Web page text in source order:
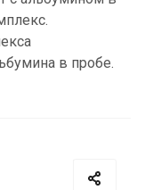
в пробе.